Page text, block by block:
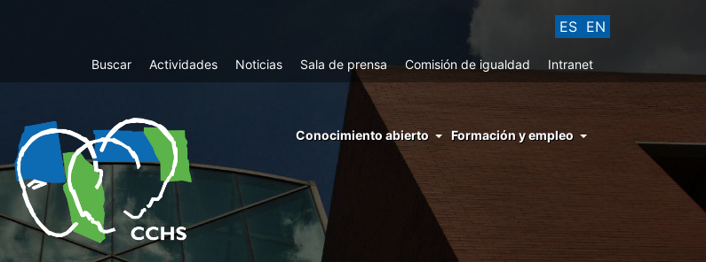
ES EN
Top
Buscar Actividades Noticias Sala de prensa Comisión de igualdad Intranet
menu
conocimiento
abierto
Conocimiento abierto Formación y empleo